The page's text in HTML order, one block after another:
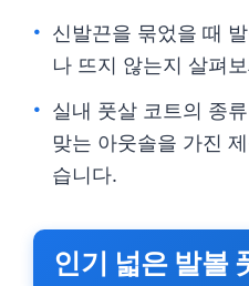
신발끈을 묶었을 때
나 뜨지 않는지 살펴
실내 풋살 코트의 종
맞는 아웃솔을 가진
습니다.
인기 넓은 발볼